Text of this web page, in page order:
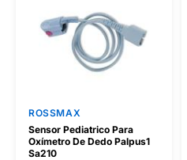
ROSSMAX
Sensor Pediatrico Para
Oxímetro De Dedo Palpus1
Sa210